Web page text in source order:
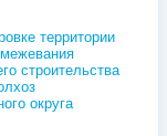
территории
межевания
строительства
округа